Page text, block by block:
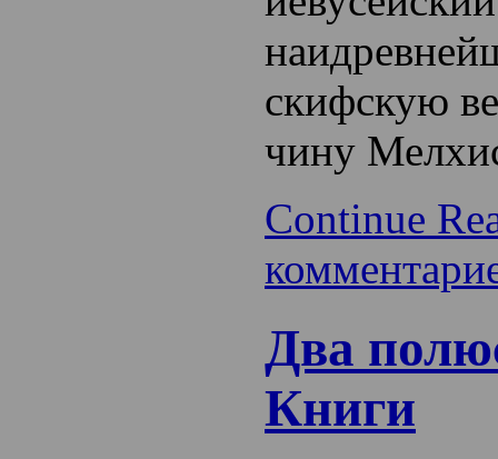
скифскую
чину
Continue
Два
Книги